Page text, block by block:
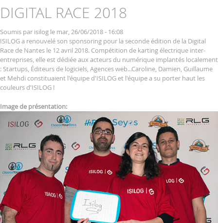
DIGITAL RACE 2018
Soumis par isilog le mar, 26/06/2018 - 16:08
ISILOG a renouvelé son sponsoring pour la seconde édition de la Digital
Race de Nantes le 12 avril 2018. Compétition de karting électrique inter-
entreprises, elle est dédiée aux acteurs du numérique implantés localement
: Startups, Éditeurs de logiciels, Agences web...Caroline, Damien, Guillaume
et Mehdi constituaient l'équipe d'ISILOG et l'équipe a su porter haut les
couleurs d'ISILOG !
Image de présentation: